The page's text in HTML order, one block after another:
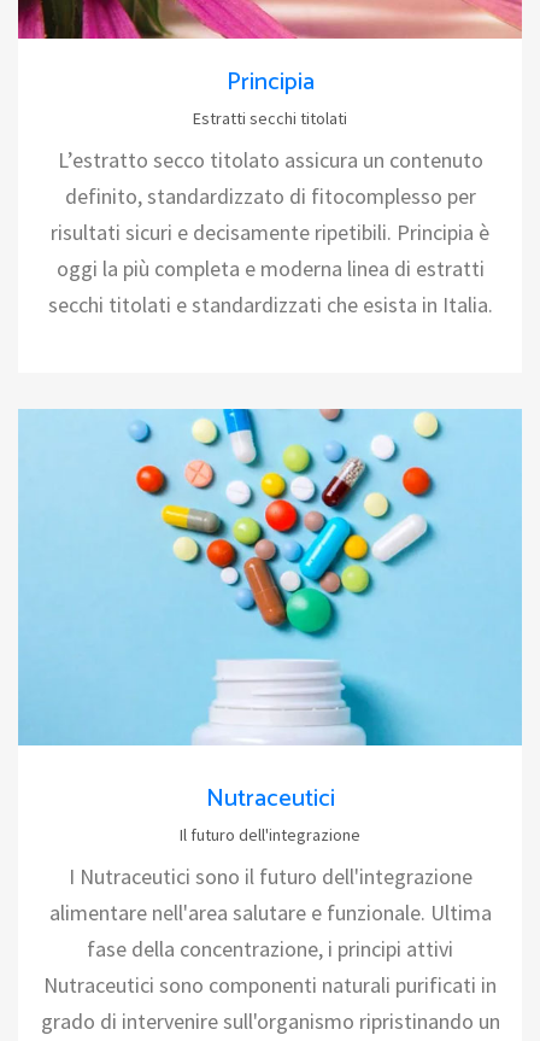
Principia
Estratti secchi titolati
L’estratto secco titolato assicura un contenuto
definito, standardizzato di fitocomplesso per
risultati sicuri e decisamente ripetibili. Principia è
oggi la più completa e moderna linea di estratti
secchi titolati e standardizzati che esista in Italia.
Nutraceutici
Il futuro dell'integrazione
I Nutraceutici sono il futuro dell'integrazione
alimentare nell'area salutare e funzionale. Ultima
fase della concentrazione, i principi attivi
Nutraceutici sono componenti naturali purificati in
grado di intervenire sull'organismo ripristinando un